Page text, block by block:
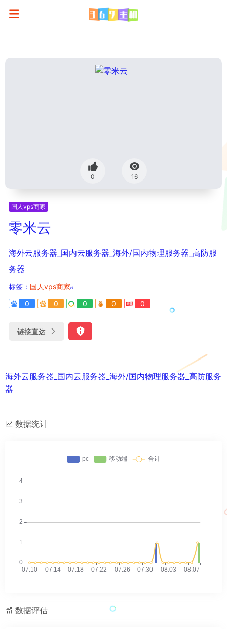
0 16
国人vps商家
零米云
海外云服务器_国内云服务器_海外/国内物理服务器_高防服
务器
标签： 国人vps商家
0
0 0 0 0
链接直达
海外云服务器_国内云服务器_海外/国内物理服务器_高防服务
器
数据统计
数据评估